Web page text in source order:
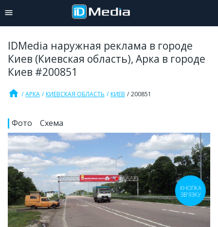
IDMedia наружная реклама в городе
Киев (Киевская область), Арка в городе
Киев #200851
home АРКА КИЕВСКАЯ ОБЛАСТЬ КИЕВ 200851
Фото Схема
КНОПКА
ЗВ'ЯЗКУ